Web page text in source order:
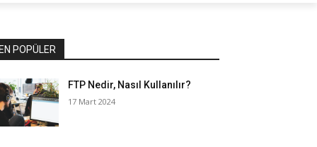
EN POPÜLER
FTP Nedir, Nasıl Kullanılır?
17 Mart 2024